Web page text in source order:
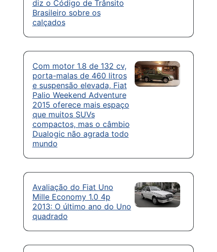
diz o Código de Trânsito
Brasileiro sobre os
calçados
Com motor 1.8 de 132 cv,
porta-malas de 460 litros
e suspensão elevada, Fiat
Palio Weekend Adventure
2015 oferece mais espaço
que muitos SUVs
compactos, mas o câmbio
Dualogic não agrada todo
mundo
Avaliação do Fiat Uno
Mille Economy 1.0 4p
2013: O último ano do Uno
quadrado